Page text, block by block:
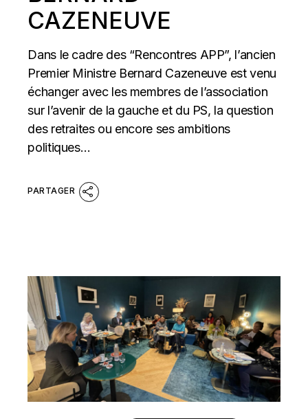
CAZENEUVE
Dans le cadre des “Rencontres APP”, l’ancien
Premier Ministre Bernard Cazeneuve est venu
échanger avec les membres de l’association
sur l’avenir de la gauche et du PS, la question
des retraites ou encore ses ambitions
politiques…